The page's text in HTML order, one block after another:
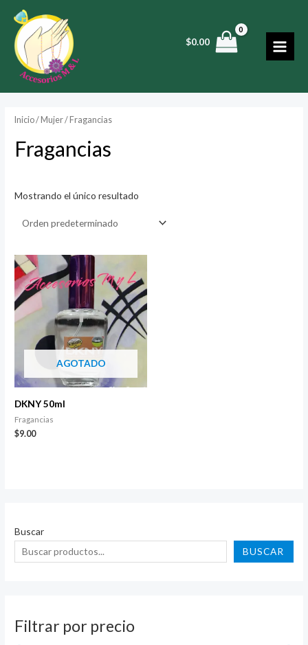
contenido
$0.00
Buscar
BUSCAR
Filtrar por precio
Inicio/ Mujer/ Fragancias
Fragancias
Mostrando el único resultado
AGOTADO
DKNY 50ml
Fragancias
$9.00